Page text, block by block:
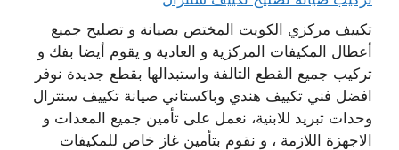
تكييف مركزي الكويت المختص بصيانة و تصليح جميع
أعطال المكيفات المركزية و العادية و يقوم أيضا بفك و
تركيب جميع القطع التالفة واستبدالها بقطع جديدة نوفر
افضل فني تكييف هندي وباكستاني صيانة تكييف سنترال
وحدات تبريد للابنية، نعمل على تأمين جميع المعدات و
الاجهزة اللازمة ، و نقوم بتأمين غاز خاص للمكيفات